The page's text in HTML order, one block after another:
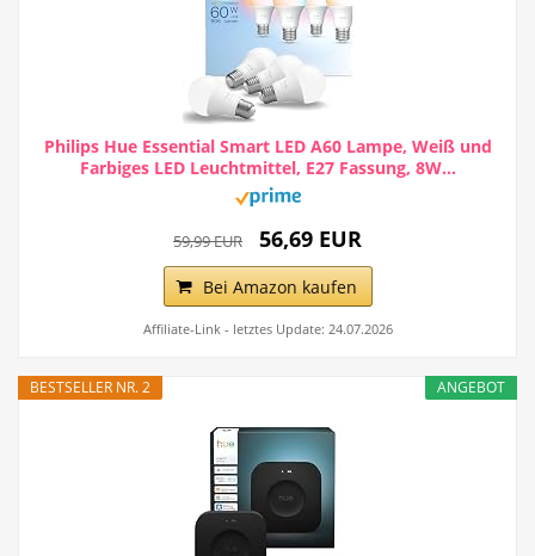
Philips Hue Essential Smart LED A60 Lampe, Weiß und
Farbiges LED Leuchtmittel, E27 Fassung, 8W...
59,99 EUR 56,69 EUR
Bei Amazon kaufen
Affiliate-Link - letztes Update: 24.07.2026
ANGEBOT
BESTSELLER NR. 2